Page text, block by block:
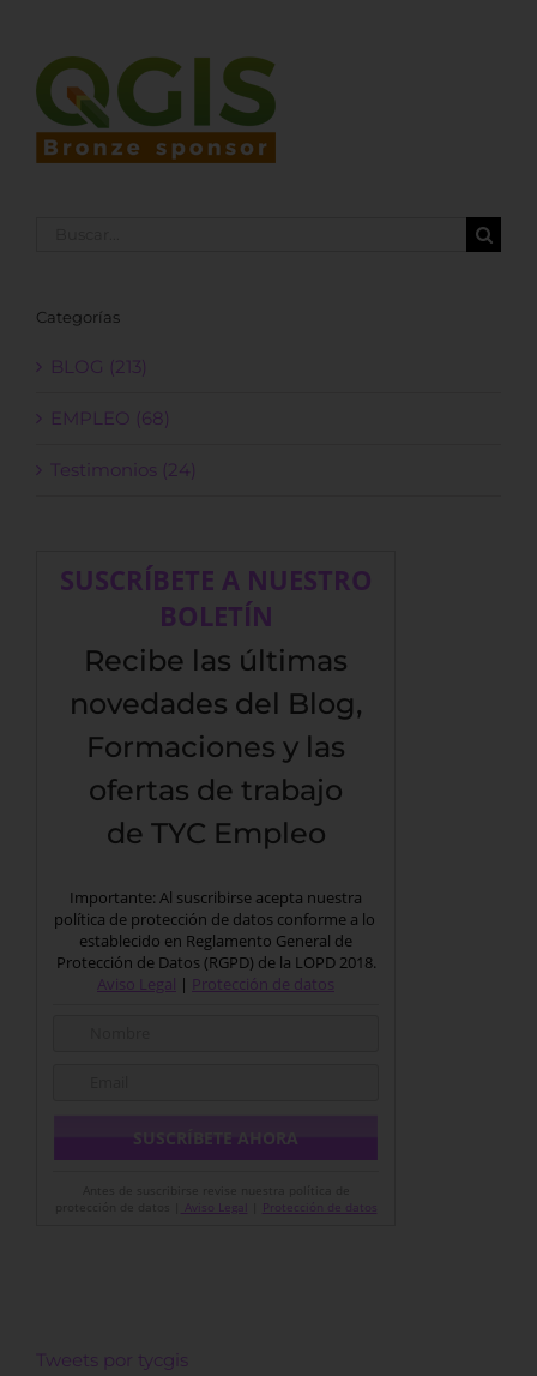
Categorías
BLOG (213)
EMPLEO (68)
Testimonios (24)
SUSCRÍBETE A NUESTRO
BOLETÍN
Recibe las últimas
novedades del Blog,
Formaciones y las
ofertas de trabajo
de TYC Empleo
Importante: Al suscribirse acepta nuestra
política de protección de datos conforme a lo
establecido en Reglamento General de
Protección de Datos (RGPD) de la LOPD 2018.
Aviso Legal | Protección de datos
Aviso Legal Protección de datos
Tweets por tycgis